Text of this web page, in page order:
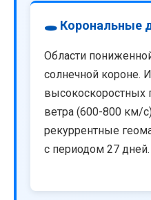
🕳️ Корональные
Области
солнечной короне.
высокоскоростных
ветра (600-800 км/
рекуррентные
с периодом 27 дней.